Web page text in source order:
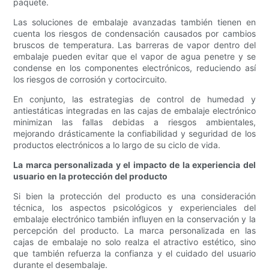
paquete.
Las soluciones de embalaje avanzadas también tienen en
cuenta los riesgos de condensación causados ​​por cambios
bruscos de temperatura. Las barreras de vapor dentro del
embalaje pueden evitar que el vapor de agua penetre y se
condense en los componentes electrónicos, reduciendo así
los riesgos de corrosión y cortocircuito.
En conjunto, las estrategias de control de humedad y
antiestáticas integradas en las cajas de embalaje electrónico
minimizan las fallas debidas a riesgos ambientales,
mejorando drásticamente la confiabilidad y seguridad de los
productos electrónicos a lo largo de su ciclo de vida.
La marca personalizada y el impacto de la experiencia del
usuario en la protección del producto
Si bien la protección del producto es una consideración
técnica, los aspectos psicológicos y experienciales del
embalaje electrónico también influyen en la conservación y la
percepción del producto. La marca personalizada en las
cajas de embalaje no solo realza el atractivo estético, sino
que también refuerza la confianza y el cuidado del usuario
durante el desembalaje.